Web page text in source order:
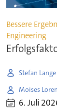
Bessere
Engineering
Stefan Lange
Moises
6. Juli